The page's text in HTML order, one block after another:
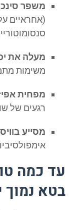
משפר סינכרון
(אחראיים על
סנסומוטוריים
מעלה את
משימות
מפחית
רגעים של
מסייע בוויסות
כמה
נמוך